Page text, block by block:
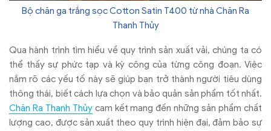
Bộ chăn ga trắng sọc Cotton Satin T400 từ nhà Chăn Ra
Thanh Thủy
Qua hành trình tìm hiểu về quy trình sản xuất vải, chúng ta có
thể thấy sự phức tạp và kỳ công của từng công đoạn. Việc
nắm rõ các yếu tố này sẽ giúp bạn trở thành người tiêu dùng
thông thái, biết cách lựa chọn và bảo quản sản phẩm tốt nhất.
Chăn Ra Thanh Thủycam kết mang đến những sản phẩm chất
lượng cao, được sản xuất theo quy trình hiện đại, đảm bảo sự